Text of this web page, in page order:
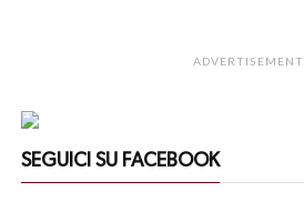
ADVERTISEMENT
SEGUICI SU FACEBOOK